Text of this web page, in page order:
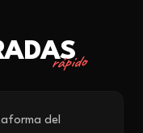
rápido
del